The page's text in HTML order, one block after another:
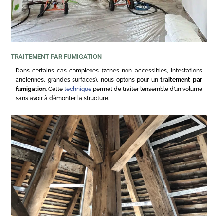
TRAITEMENT PAR FUMIGATION
Dans certains cas complexes (zones non accessibles, infestations
anciennes, grandes surfaces), nous optons pour untraitement par
fumigation. Cette technique permet de traiter l’ensemble d’un volume
sans avoir à démonter la structure.